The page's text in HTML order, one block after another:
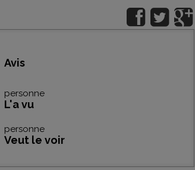
Avis
personne
L'a vu
personne
Veut le voir